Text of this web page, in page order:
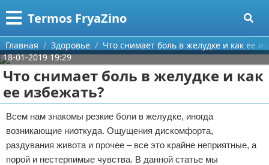
Termos FryaZino
Меню
Главная
Категории
Программирование
Дом и семья
Автомобили
Поиск
О проекте
Контакты
Главная Здоровье
Что снимает боль в желудке и как ее
18-01-2019 19:29
Что снимает боль в желудке и как
ее избежать?
Всем нам знакомы резкие боли в желудке, иногда
возникающие ниоткуда. Ощущения дискомфорта,
раздувания живота и прочее – все это крайне неприятные, а
порой и нестерпимые чувства. В данной статье мы